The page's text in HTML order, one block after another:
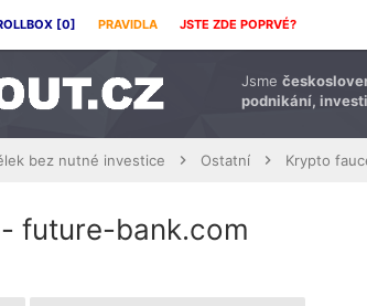
[0] PRAVIDLA JSTE ZDE POPRVÉ?
Jsme
podnikání,
bez nutné investice Ostatní Krypto
future-bank.com